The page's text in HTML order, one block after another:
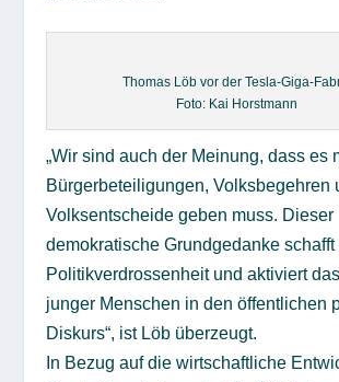
Thomas Löb vor der Tesla-Giga-
Foto: Kai Horstmann
„Wir sind auch der Meinung, dass es
Bürgerbeteiligungen, Volksbegehren
Volksentscheide geben muss. Dieser
demokratische Grundgedanke
Politikverdrossenheit und aktiviert
junger Menschen in den öffentlichen
Diskurs“, ist Löb überzeugt.
In Bezug auf die wirtschaftliche